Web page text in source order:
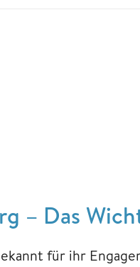
– Das
für ihr